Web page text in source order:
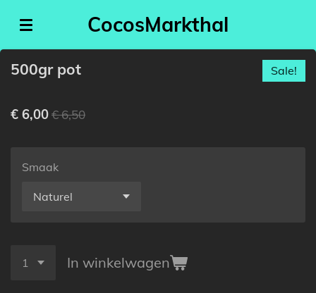
direct
naar
de
CocosMarkthal
500gr pot Sale!
€ 6,00€ 6,50
Smaak
In winkelwagen